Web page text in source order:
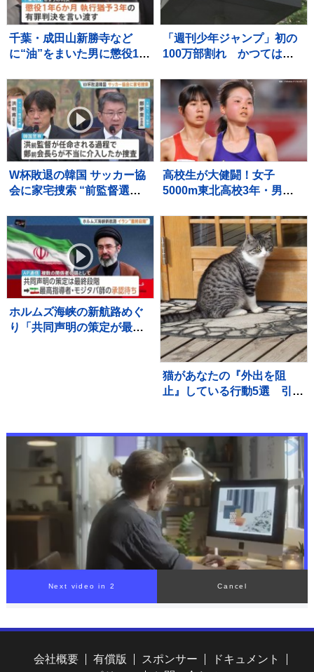
千葉・成田山新勝寺など
に“油”をまいた男に懲役1年
判決 千葉地裁
「週刊少年ジャンプ」初の
100万部割れ かつては漫
を記録 国内雑誌で100万
部超えゼロに
W杯敗退の韓国 サッカー協
会に家宅捜索 “前監督選
などを押収し解析へ 李大統
領も「身内重視の人事の失
敗だ」と痛烈批判
高校生が大健闘！女子
5000m東北高校3年・男乕
第1号に！女子3000m障
害・17歳の田谷玲は今季ベ
ストで決勝へ【U20世界陸
上】
ホルムズ海峡の新航路めぐ
り「共同声明の策定が最終
猫があなたの『外出を阻
止』している行動5選 引き
Next video in 1 Cancel
会社概要 有償版 スポンサー
ドキュメント